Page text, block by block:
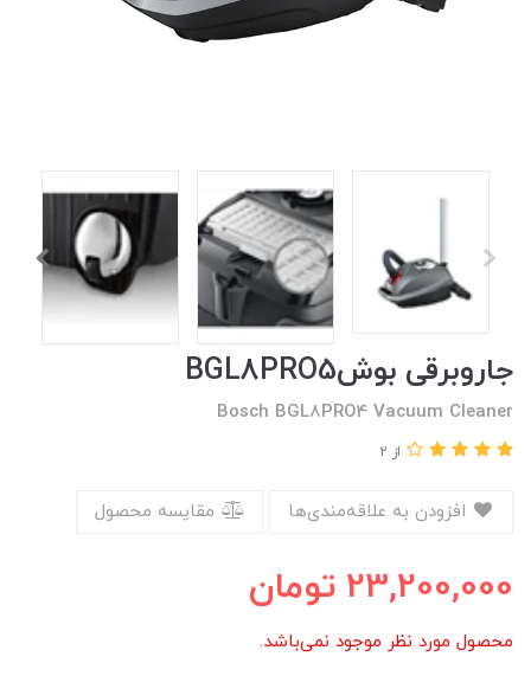
جاروبرقی بوشBGL8PRO5
Bosch BGL8PRO4 Vacuum Cleaner
از 2
مقایسه محصول
23,200,000 تومان
محصول مورد نظر موجود نمی‌باشد.